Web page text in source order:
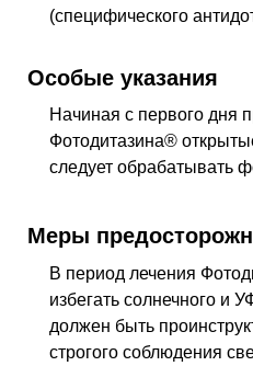
(специфического
Особые указания
Начиная с первого дня
Фотодитазина®
следует обрабатывать
Меры
В период лечения
избегать солнечного и
должен быть
строгого соблюдения